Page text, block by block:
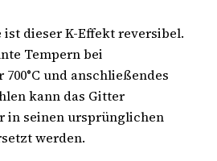
dieser K-Effekt reversibel.
Tempern bei
und anschließendes
kann das Gitter
in seinen ursprünglichen
werden.